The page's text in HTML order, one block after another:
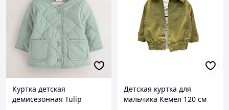
Куртка детская
демисезонная Tulip
Детская куртка для
мальчика Кемел 120 см